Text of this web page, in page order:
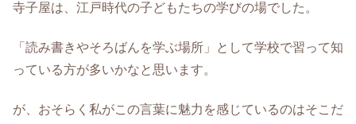
寺子屋は、江戸時代の子どもたちの学びの場でした。
「読み書きやそろばんを学ぶ場所」として学校で習って知
っている方が多いかなと思います。
が、おそらく私がこの言葉に魅力を感じているのはそこだ